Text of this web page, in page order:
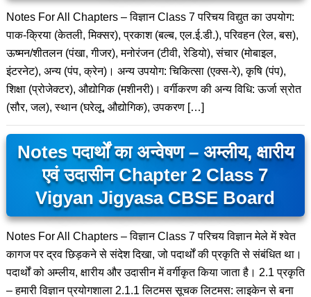
Notes For All Chapters – विज्ञान Class 7 परिचय विद्युत का उपयोग:
पाक-क्रिया (केतली, मिक्सर), प्रकाश (बल्ब, एल.ई.डी.), परिवहन (रेल, बस),
ऊष्मन/शीतलन (पंखा, गीजर), मनोरंजन (टीवी, रेडियो), संचार (मोबाइल,
इंटरनेट), अन्य (पंप, क्रेन)। अन्य उपयोग: चिकित्सा (एक्स-रे), कृषि (पंप),
शिक्षा (प्रोजेक्टर), औद्योगिक (मशीनरी)। वर्गीकरण की अन्य विधि: ऊर्जा स्रोत
(सौर, जल), स्थान (घरेलू, औद्योगिक), उपकरण […]
Notes पदार्थों का अन्वेषण – अम्लीय, क्षारीय
एवं उदासीन Chapter 2 Class 7
Vigyan Jigyasa CBSE Board
Notes For All Chapters – विज्ञान Class 7 परिचय विज्ञान मेले में श्वेत
कागज पर द्रव छिड़कने से संदेश दिखा, जो पदार्थों की प्रकृति से संबंधित था।
पदार्थों को अम्लीय, क्षारीय और उदासीन में वर्गीकृत किया जाता है। 2.1 प्रकृति
– हमारी विज्ञान प्रयोगशाला 2.1.1 लिटमस सूचक लिटमस: लाइकेन से बना